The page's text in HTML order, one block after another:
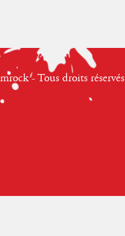
- Tous droits réservés